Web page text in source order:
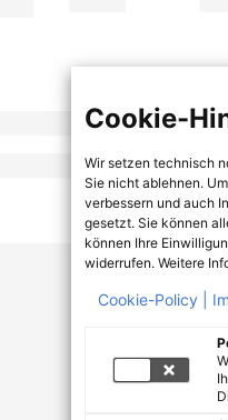
Cookie-
Wir setzen technisch
Sie nicht ablehnen.
verbessern und auch
gesetzt. Sie können
können Ihre
widerrufen. Weitere
Cookie-Policy |